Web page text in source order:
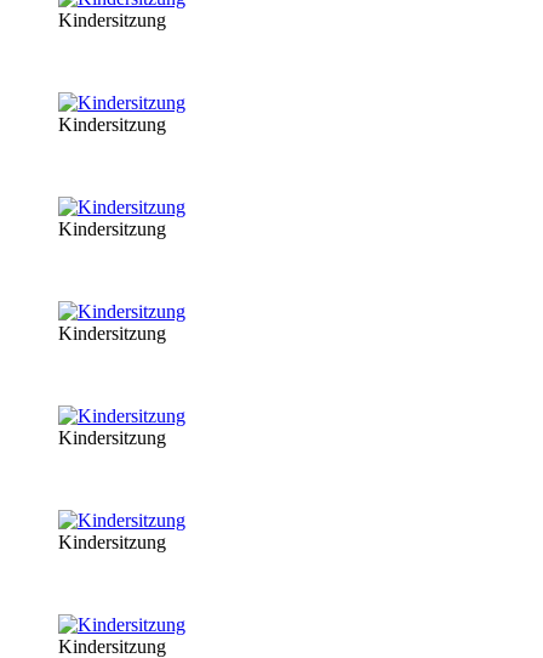
Kindersitzung
Kindersitzung
Kindersitzung
Kindersitzung
Kindersitzung
Kindersitzung
Kindersitzung